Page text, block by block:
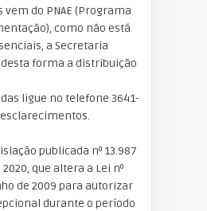
do PNAE (Programa
como não está
a Secretaria
forma a distribuição
ligue no telefone 3641-
publicada nº 13.987
que altera a Lei nº
de 2009 para autorizar
durante o período